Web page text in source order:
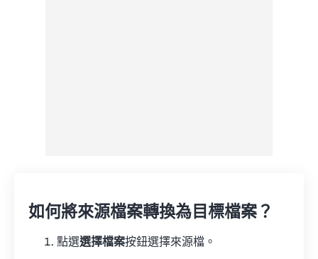
如何將來源檔案轉換為目標檔案？
點選選擇檔案按鈕選擇來源檔。